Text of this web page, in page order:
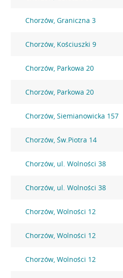
Chorzów, Graniczna 3
Chorzów, Kościuszki 9
Chorzów, Parkowa 20
Chorzów, Parkowa 20
Chorzów, Siemianowicka 157
Chorzów, Św.Piotra 14
Chorzów, ul. Wolności 38
Chorzów, ul. Wolności 38
Chorzów, Wolności 12
Chorzów, Wolności 12
Chorzów, Wolności 12